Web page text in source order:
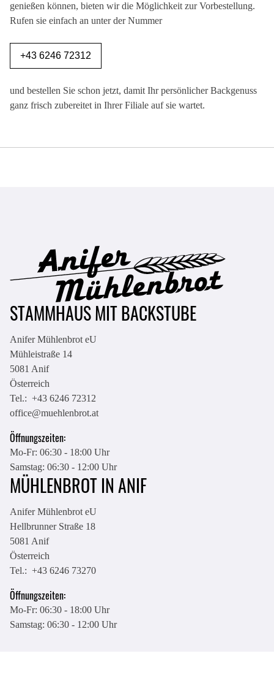
genießen können, bieten wir die Möglichkeit zur Vorbestellung.
Rufen sie einfach an unter der Nummer
+43 6246 72312
und bestellen Sie schon jetzt, damit Ihr persönlicher Backgenuss
ganz frisch zubereitet in Ihrer Filiale auf sie wartet.
STAMMHAUS MIT BACKSTUBE
Anifer Mühlenbrot eU
Mühleistraße 14
5081 Anif
Österreich
Tel.: +43 6246 72312
office@muehlenbrot.at
Öffnungszeiten:
Mo-Fr: 06:30 - 18:00 Uhr
Samstag: 06:30 - 12:00 Uhr
MÜHLENBROT IN ANIF
Anifer Mühlenbrot eU
Hellbrunner Straße 18
5081 Anif
Österreich
Tel.: +43 6246 73270
Öffnungszeiten:
Mo-Fr: 06:30 - 18:00 Uhr
Samstag: 06:30 - 12:00 Uhr